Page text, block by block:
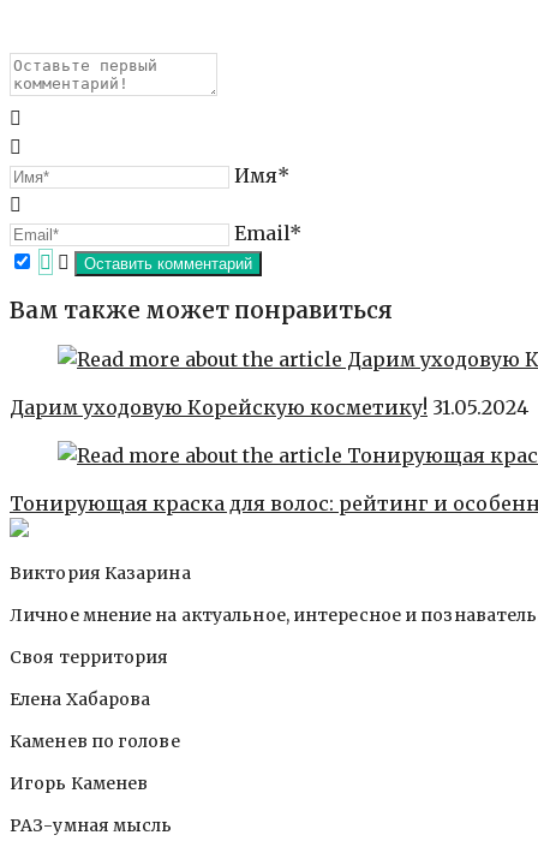
Имя*
Email*
Вам также может понравиться
Дарим уходовую Корейскую косметику! 31.05.2024
Тонирующая краска для волос: рейтинг и
Виктория Казарина
Личное мнение на актуальное, интересное и
Своя территория
Елена Хабарова
Каменев по голове
Игорь Каменев
РАЗ-умная мысль